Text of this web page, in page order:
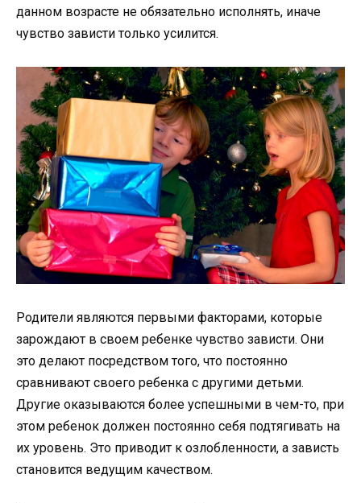
данном возрасте не обязательно исполнять, иначе
чувство зависти только усилится.
Родители являются первыми факторами, которые
зарождают в своем ребенке чувство зависти. Они
это делают посредством того, что постоянно
сравнивают своего ребенка с другими детьми.
Другие оказываются более успешными в чем-то, при
этом ребенок должен постоянно себя подтягивать на
их уровень. Это приводит к озлобленности, а зависть
становится ведущим качеством.